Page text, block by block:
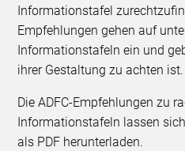
Informationstafel
Empfehlungen gehen auf
Informationstafeln ein und
ihrer Gestaltung zu achten ist.
Die ADFC-Empfehlungen zu
Informationstafeln lassen
als PDF herunterladen.